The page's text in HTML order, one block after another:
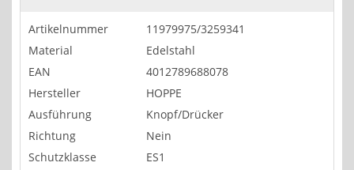
Artikelnummer
11979975/3259341
Material
Edelstahl
EAN
4012789688078
Hersteller
HOPPE
Ausführung
Knopf/Drücker
Richtung
Nein
Schutzklasse
ES1